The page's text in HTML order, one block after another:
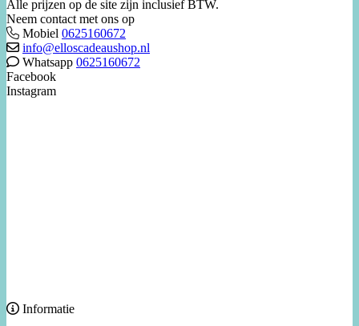
Alle prijzen op de site zijn inclusief BTW.
Neem contact met ons op
Mobiel 0625160672
info@elloscadeaushop.nl
Whatsapp 0625160672
Facebook
Instagram
Informatie